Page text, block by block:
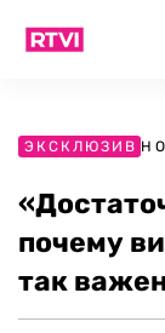
ЭКСКЛЮЗИВ
почему
так